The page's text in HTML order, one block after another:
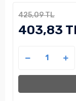
425,09 TL
403,83